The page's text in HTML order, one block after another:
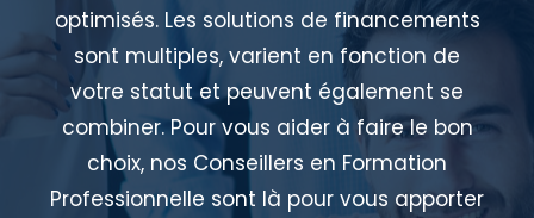
optimisés. Les solutions de financements
sont multiples, varient en fonction de
votre statut et peuvent également se
combiner. Pour vous aider à faire le bon
choix, nos Conseillers en Formation
Professionnelle sont là pour vous apporter